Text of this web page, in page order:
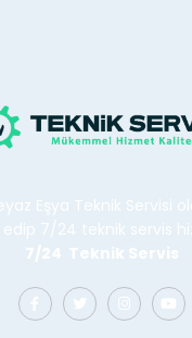
Eşya Teknik Servisi
7/24 teknik servis
7/24 Teknik Servis